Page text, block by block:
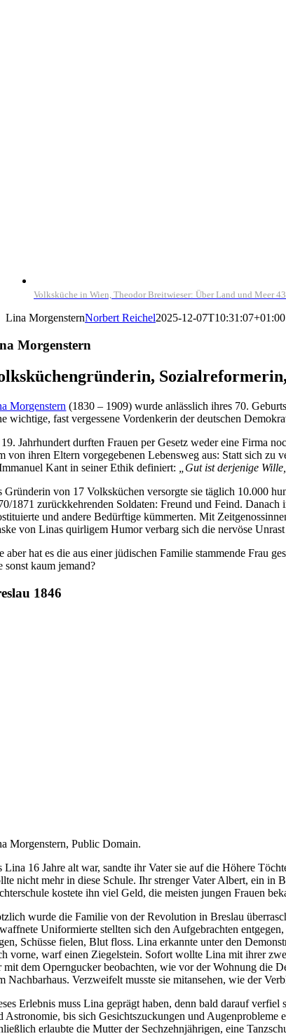
Volksküche in Wien, Theodor Breitwieser: Über Land und Meer
Lina MorgensternNorbert Reichel2025-12-07T10:31:07+01:00
Morgenstern
Morgenstern (1830 – 1909) wurde anlässlich ihres 70.
wichtige, fast vergessene Vordenkerin der deutschen
Jahrhundert durften Frauen per Gesetz weder eine Firma
von ihren Eltern vorgegebenen Lebensweg aus: Statt sich zu
Kant in seiner Ethik definiert:
„Gut ist derjenige
Gründerin von 17 Volksküchen versorgte sie täglich 10.000
1871 zurückkehrenden Soldaten: Freund und Feind.
und andere Bedürftige kümmerten. Mit
von Linas quirligem Humor verbarg sich die nervöse
aber hat es die aus einer jüdischen Familie stammende Frau
sonst kaum jemand?
1846
Morgenstern, Public Domain.
Lina 16 Jahre alt war, sandte ihr Vater sie auf die Höhere
nicht mehr in diese Schule. Ihr strenger Vater Albert, ein in
kostete ihn viel Geld, die meisten jungen Frauen
wurde die Familie von der Revolution in Breslau
Uniformierte stellten sich den Aufgebrachten
Schüsse fielen, Blut floss. Lina erkannte unter den
vorne, warf einen Ziegelstein. Sofort wollte Lina mit ihrer
mit dem Operngucker beobachten, wie vor der Wohnung die
Nachbarhaus. Verzweifelt musste sie mitansehen, wie der
Erlebnis muss Lina geprägt haben, denn bald darauf
Astronomie, bis sich Gesichtszuckungen und
erlaubte die Mutter der Sechzehnjährigen, eine